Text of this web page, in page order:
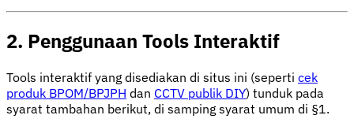
2. Penggunaan Tools Interaktif
Tools interaktif yang disediakan di situs ini (seperti cek
produk BPOM/BPJPH dan CCTV publik DIY) tunduk pada
syarat tambahan berikut, di samping syarat umum di §1.